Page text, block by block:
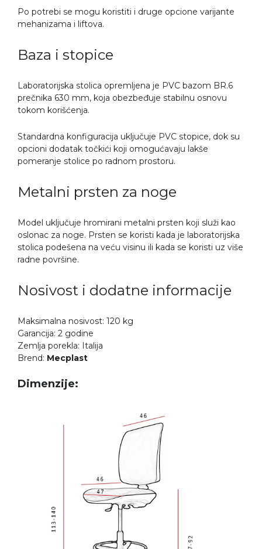
Po potrebi se mogu koristiti i druge opcione varijante
mehanizama i liftova.
Baza i stopice
Laboratorijska stolica opremljena je PVC bazom BR.6
prečnika 630 mm, koja obezbeđuje stabilnu osnovu
tokom korišćenja.
Standardna konfiguracija uključuje PVC stopice, dok su
opcioni dodatak točkići koji omogućavaju lakše
pomeranje stolice po radnom prostoru.
Metalni prsten za noge
Model uključuje hromirani metalni prsten koji služi kao
oslonac za noge. Prsten se koristi kada je laboratorijska
stolica podešena na veću visinu ili kada se koristi uz više
radne površine.
Nosivost i dodatne informacije
Maksimalna nosivost: 120 kg
Garancija: 2 godine
Zemlja porekla: Italija
Brend: Mecplast
Dimenzije: